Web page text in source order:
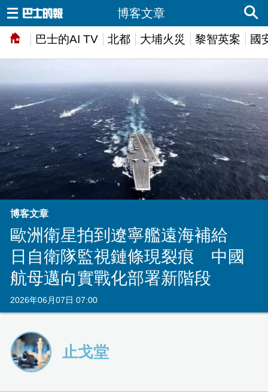
巴士的AI TV 北都 大埔火災 黎智英案 國
博客文章
博客文章
歐洲衛星拍到遼寧艦遠海補給
日自衛隊監視鏈條現裂痕 中國
航母邁向實戰化部署新階段
2026年06月07日 07:00
止戈堂